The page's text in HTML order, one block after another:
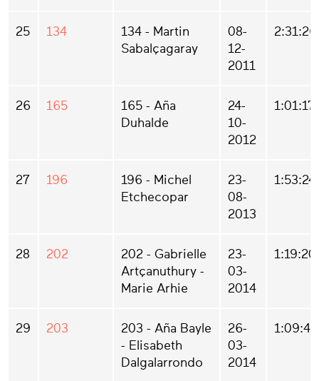
25 134
134 - Martin
Sabalçagaray
08-
12-
2011
2:31:26
26 165
165 - Aña
Duhalde
24-
10-
2012
1:01:17
27 196
196 - Michel
Etchecopar
23-
08-
2013
1:53:24
28 202
202 - Gabrielle
Artçanuthury -
Marie Arhie
23-
03-
2014
1:19:20
29 203
203 - Aña Bayle
- Elisabeth
Dalgalarrondo
26-
03-
2014
1:09:46